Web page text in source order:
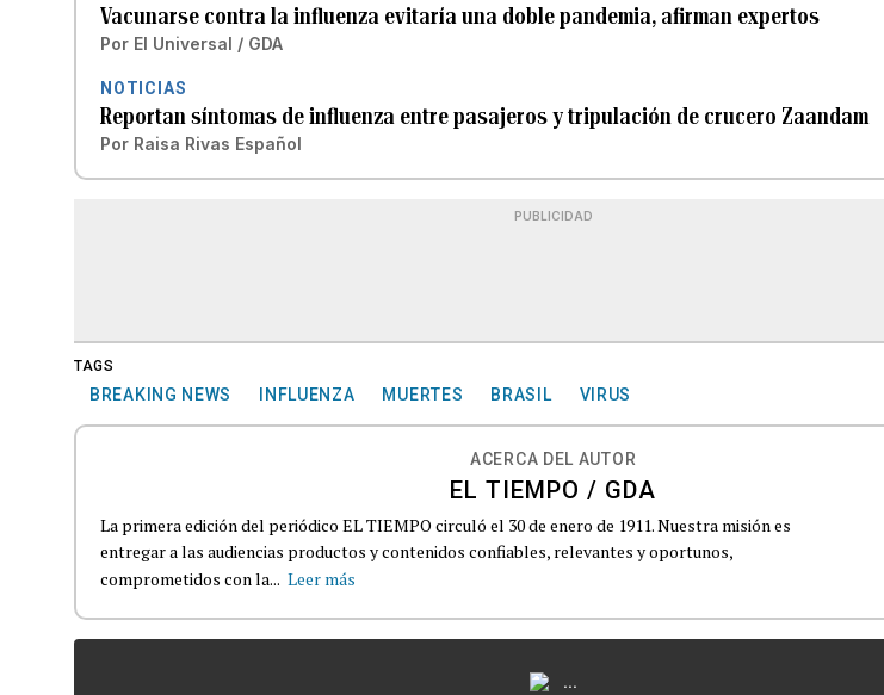
Vacunarse contra la influenza evitaría una doble pandemia, afirman expertos
Por El Universal / GDA
NOTICIAS
Reportan síntomas de influenza entre pasajeros y tripulación de crucero Zaandam
Por Raisa Rivas Español
PUBLICIDAD
TAGS
BREAKING NEWS INFLUENZA MUERTES BRASIL VIRUS
ACERCA DEL AUTOR
EL TIEMPO / GDA
La primera edición del periódico EL TIEMPO circuló el 30 de enero de 1911. Nuestra misión es
entregar a las audiencias productos y contenidos confiables, relevantes y oportunos,
comprometidos con la... Leer más
...